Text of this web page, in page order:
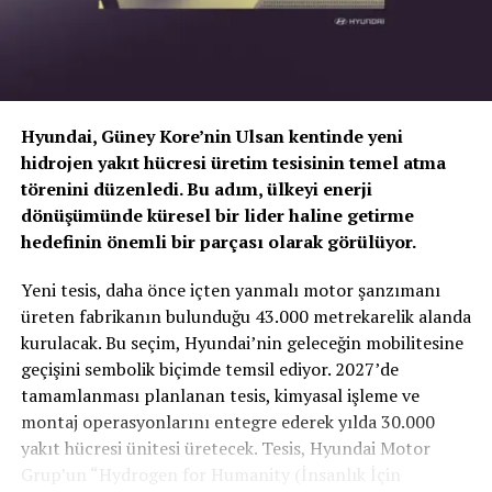
Sport ile Yere Basıyor
Türkiye’nin otomobiliTOGG T10Xgibi yüksek tork
değerlerine sahip elektrikli araçlarda, lastiğin zemine
tutunma kabiliyeti çok daha kritiktir.E-carturkiyeekibi
olarak bizzat deneyimlediğimizPetlas Snowmaster 2
Sport, performans odaklı yapısıyla elektrikli araçların
Hyundai, Güney Kore’nin Ulsan kentinde yeni
hidrojen yakıt hücresi üretim tesisinin temel atma
törenini düzenledi. Bu adım, ülkeyi enerji
dönüşümünde küresel bir lider haline getirme
hedefinin önemli bir parçası olarak görülüyor.
Yeni tesis, daha önce içten yanmalı motor şanzımanı
üreten fabrikanın bulunduğu 43.000 metrekarelik alanda
kurulacak. Bu seçim, Hyundai’nin geleceğin mobilitesine
geçişini sembolik biçimde temsil ediyor. 2027’de
tamamlanması planlanan tesis, kimyasal işleme ve
montaj operasyonlarını entegre ederek yılda 30.000
yakıt hücresi ünitesi üretecek. Tesis, Hyundai Motor
Grup’un “Hydrogen for Humanity (İnsanlık İçin